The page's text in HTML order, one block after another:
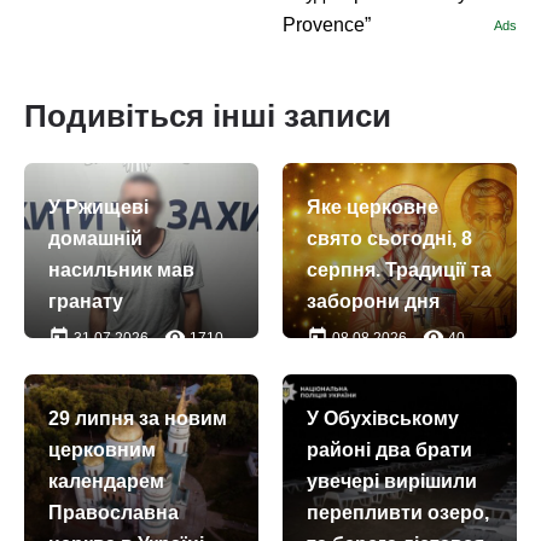
Provence”
Ads
Подивіться інші записи
У Ржищеві
домашній
насильник мав
гранату
today31.07.2026 remove_red_eye1710
Яке церковне
свято сьогодні, 8
серпня. Традиції та
заборони дня
today08.08.2026 remove_red_eye40
29 липня за новим
церковним
календарем
Православна
У Обухівському
районі два брати
увечері вирішили
перепливти озеро,